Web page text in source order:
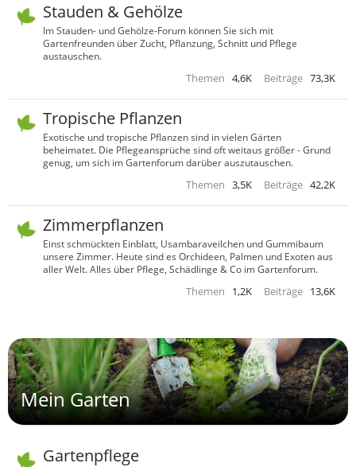
Stauden & Gehölze
Im Stauden- und Gehölze-Forum können Sie sich mit
Gartenfreunden über Zucht, Pflanzung, Schnitt und Pflege
austauschen.
Themen 4,6K Beiträge 73,3K
Tropische Pflanzen
Exotische und tropische Pflanzen sind in vielen Gärten
beheimatet. Die Pflegeansprüche sind oft weitaus größer - Grund
genug, um sich im Gartenforum darüber auszutauschen.
Themen 3,5K Beiträge 42,2K
Zimmerpflanzen
Einst schmückten Einblatt, Usambaraveilchen und Gummibaum
unsere Zimmer. Heute sind es Orchideen, Palmen und Exoten aus
aller Welt. Alles über Pflege, Schädlinge & Co im Gartenforum.
Themen 1,2K Beiträge 13,6K
Mein Garten
Gartenpflege